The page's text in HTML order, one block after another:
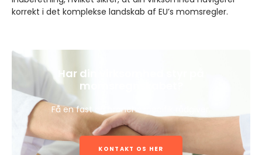
korrekt i det komplekse landskab af EU’s momsregler.
Har din virksomhed styr på
momsregnskabet?
Få en fast og branchespecifik rådgiver.
KONTAKT OS HER